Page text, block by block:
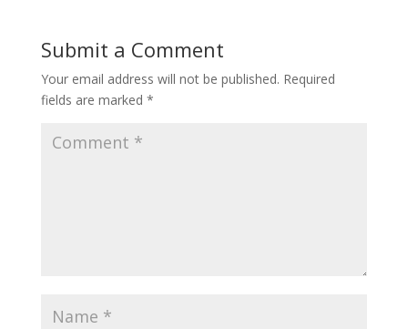
Submit a Comment
Your email address will not be published. Required
fields are marked *